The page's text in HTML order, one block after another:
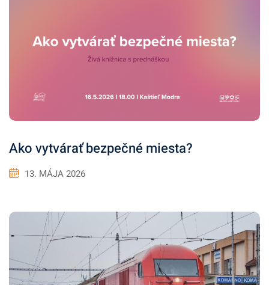
Ako vytvárať bezpečné miesta?
13. MÁJA 2026